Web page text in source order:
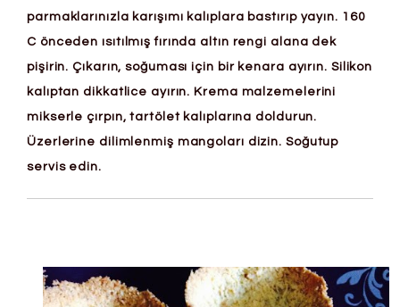
parmaklarınızla karışımı kalıplara bastırıp yayın. 160
C önceden ısıtılmış fırında altın rengi alana dek
pişirin. Çıkarın, soğuması için bir kenara ayırın. Silikon
kalıptan dikkatlice ayırın. Krema malzemelerini
mikserle çırpın, tartölet kalıplarına doldurun.
Üzerlerine dilimlenmiş mangoları dizin. Soğutup
servis edin.